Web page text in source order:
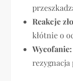
Reakcje
kłótnie o
Wycofanie:
rezygnacja